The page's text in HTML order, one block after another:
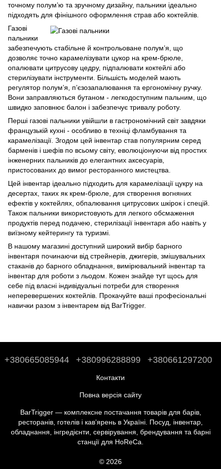
точному полум’ю та зручному дизайну, пальники ідеально
підходять для фінішного оформлення страв або коктейлів.
Газові
пальники
забезпечують стабільне й контрольоване полум’я, що
дозволяє точно карамелізувати цукор на крем-брюле,
опалювати цитрусову цедру, підпалювати коктейлі або
стерилізувати інструменти. Більшість моделей мають
регулятор полум’я, п’єзозапалювання та ергономічну ручку.
Вони заправляються бутаном - легкодоступним пальним, що
швидко заповнює балон і забезпечує тривалу роботу.
Перші газові пальники увійшли в гастрономічний світ завдяки
французькій кухні - особливо в техніці фламбування та
карамелізації. Згодом цей інвентар став популярним серед
барменів і шефів по всьому світу, еволюціонуючи від простих
інженерних пальників до елегантних аксесуарів,
пристосованих до вимог ресторанного мистецтва.
Цей інвентар ідеально підходить для карамелізації цукру на
десертах, таких як крем-брюле, для створення вогняних
ефектів у коктейлях, обпалювання цитрусових шкірок і спецій.
Також пальники використовують для легкого обсмаження
продуктів перед подачею, стерилізації інвентаря або навіть у
виїзному кейтерингу та туризмі.
В нашому магазині доступний широкий вибір барного
інвентаря починаючи від стрейнерів, джигерів, змішувальних
стаканів до барного обладнання, вимірювальний інвентар та
інвентар для роботи з льодом. Кожен знайде тут щось для
себе під власні індивідуальні потреби для створення
неперевершених коктейлів. Прокачуйте ваші професіональні
навички разом з інвентарем від BarTrigger.
+380665085944 +380996288899 +380661297200
Контакти
Повна версія сайту
BarTrigger — комплексне постачання товарів для барів,
ресторанів, готелів і кав’ярень в Україні. Посуд, інвентар,
обладнання, інгредієнти, сервірування, брендування та барні
станції для HoReCa.
© 2026